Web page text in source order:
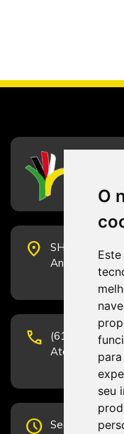
O
seu
place
SHS Quadra 6,
Andar, Sala
phone
(61) 3223-
Atendimento
schedule Segunda-feira